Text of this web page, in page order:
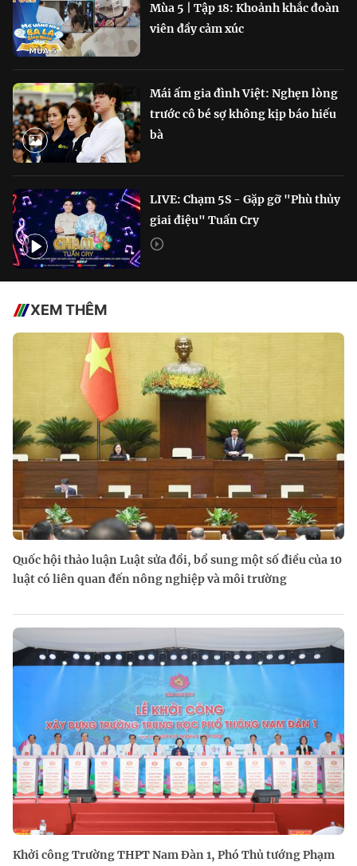
Mùa 5 | Tập 18: Khoảnh khắc đoàn
viên đầy cảm xúc
Mái ấm gia đình Việt: Nghẹn lòng
trước cô bé sợ không kịp báo hiếu
bà
LIVE: Chạm 5S - Gặp gỡ "Phù thủy
giai điệu" Tuấn Cry
XEM THÊM
Quốc hội thảo luận Luật sửa đổi, bổ sung một số điều của 10
luật có liên quan đến nông nghiệp và môi trường
Khởi công Trường THPT Nam Đàn 1, Phó Thủ tướng Phạm